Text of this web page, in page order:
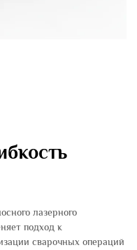
лазерного
подход к
сварочных операций